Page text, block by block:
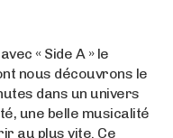
« Side A » le
nous découvrons le
dans un univers
une belle musicalité
au plus vite. Ce